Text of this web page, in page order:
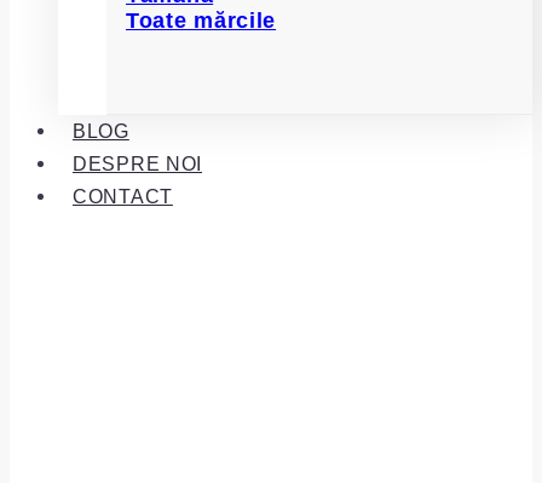
Toate mărcile
BLOG
DESPRE NOI
CONTACT